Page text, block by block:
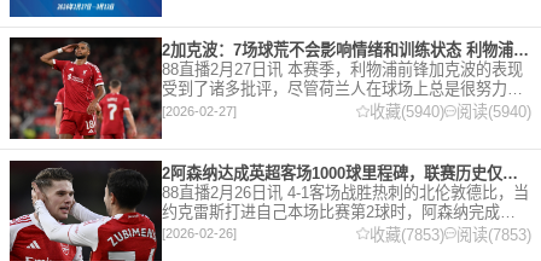
2加克波：7场球荒不会影响情绪和训练状态 利物浦如今已不容有失
88直播2月27日讯 本赛季，利物浦前锋加克波的表现
受到了诸多批评，尽管荷兰人在球场上总是很努力。
在接受天空体育采访时，他谈论了诸多话题。 关于球
队对赛季目前情况的看法 这是一个很好的问题。这个
赛季并
[2026-02-27] 收藏(5940) 阅读(5940)
2阿森纳达成英超客场1000球里程碑，联赛历史仅次于曼联的1063球
88直播2月26日讯 4-1客场战胜热刺的北伦敦德比，当
约克雷斯打进自己本场比赛第2球时，阿森纳完成了
一项了不起的成就，枪手成为英超历史第2支在客场
打进1000球的球队，仅次于曼联的1063球。阿森纳
[2026-02-26] 收藏(7853) 阅读(7853)